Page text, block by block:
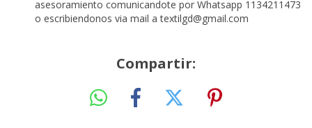
asesoramiento comunicandote por Whatsapp 1134211473
o escribiendonos via mail atextilgd@gmail.com
Compartir: